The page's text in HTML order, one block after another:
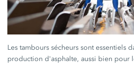
Les tambours sécheurs sont essentiels
production d'asphalte, aussi bien pour